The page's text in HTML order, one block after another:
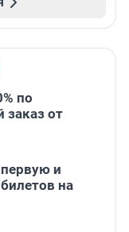
по
заказ от
и
на